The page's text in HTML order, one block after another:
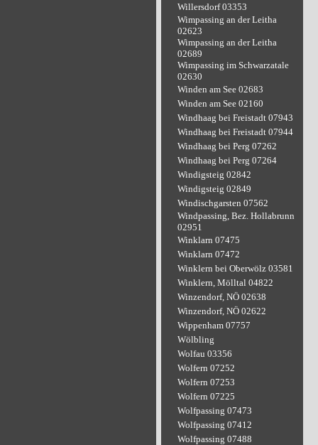
Willersdorf 03353
Wimpassing an der Leitha
02623
Wimpassing an der Leitha
02689
Wimpassing im Schwarzatale
02630
Winden am See 02683
Winden am See 02160
Windhaag bei Freistadt 07943
Windhaag bei Freistadt 07944
Windhaag bei Perg 07262
Windhaag bei Perg 07264
Windigsteig 02842
Windigsteig 02849
Windischgarsten 07562
Windpassing, Bez. Hollabrunn
02951
Winklarn 07475
Winklarn 07472
Winklern bei Oberwölz 03581
Winklern, Mölltal 04822
Winzendorf, NÖ 02638
Winzendorf, NÖ 02622
Wippenham 07757
Wölbling
Wolfau 03356
Wolfern 07252
Wolfern 07253
Wolfern 07225
Wolfpassing 07473
Wolfpassing 07412
Wolfpassing 07488